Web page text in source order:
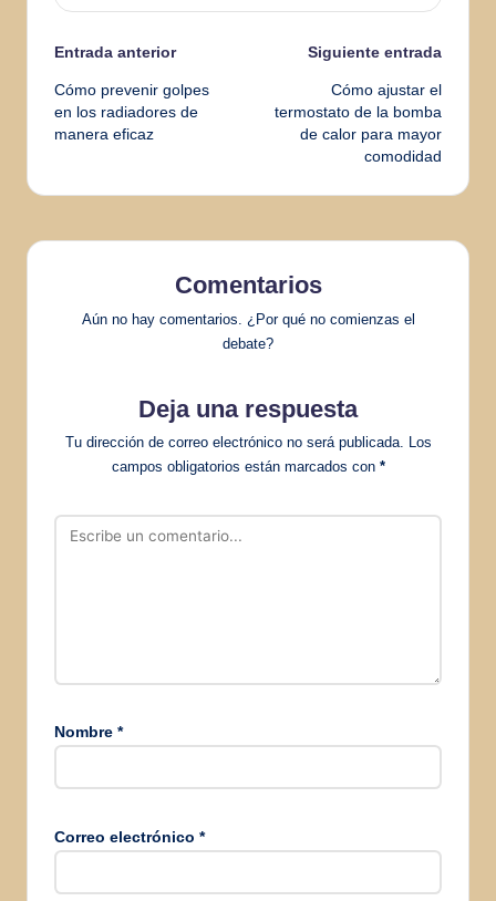
Navegación
de
entradas
Entrada anterior
Cómo prevenir golpes
en los radiadores de
manera eficaz
Siguiente entrada
Cómo ajustar el
termostato de la bomba
de calor para mayor
comodidad
Comentarios
Aún no hay comentarios. ¿Por qué no comienzas el
debate?
Deja una respuesta
Tu dirección de correo electrónico no será publicada. Los
campos obligatorios están marcados con *
Nombre *
Correo electrónico *